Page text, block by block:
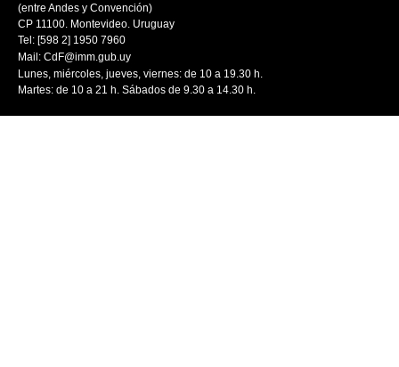
(entre Andes y Convención)
CP 11100. Montevideo. Uruguay
Tel: [598 2] 1950 7960
Mail: CdF@imm.gub.uy
Lunes, miércoles, jueves, viernes: de 10 a 19.30 h.
Martes: de 10 a 21 h. Sábados de 9.30 a 14.30 h.